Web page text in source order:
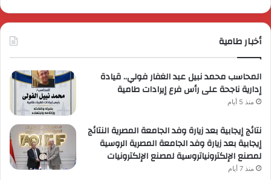
أخبار طامية
المحاسب محمد نبيل عبد الغفار فولي.. قيادة
إدارية ناجحة على رأس فرع إيرادات طامية
منذ 5 أيام
نتائج إيجابية بعد زيارة وفد الجامعة المصرية النتائج
إيجابية بعد زيارة وفد الجامعة المصرية الروسية
لمصنع الإلكترونياتروسية لمصنع الإلكترونيات
منذ 7 أيام